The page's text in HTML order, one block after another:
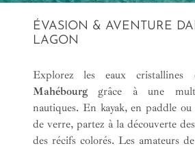
ÉVASION & AVENTURE
LAGON
Explorez les eaux
Mahébourg grâce à une
nautiques. En kayak, en paddle
de verre, partez à la découverte
des récifs colorés. Les amateurs